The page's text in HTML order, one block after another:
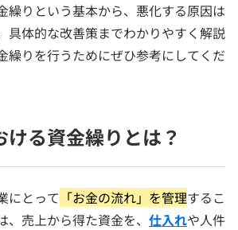
繰りという基本から、悪化する原因は
具体的な改善策までわかりやすく解説
繰りを行うためにぜひ参考にしてくだ
る資金繰りとは？
にとって 「お金の流れ」を管理するこ
、売上から得た資金を、 仕入れや人件